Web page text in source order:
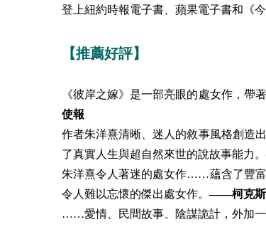
登上紐約時報電子書、蘋果電子書和《
【推薦好評】
《彼岸之嫁》是一部亮眼的處女作，帶
使報
作者朱洋熹清晰、迷人的敘事風格創造
了真實人生與超自然來世的說故事能力。
朱洋熹令人著迷的處女作……蘊含了豐
令人難以忘懷的傑出處女作。——柯克斯
……愛情、民間故事、陰謀詭計，外加